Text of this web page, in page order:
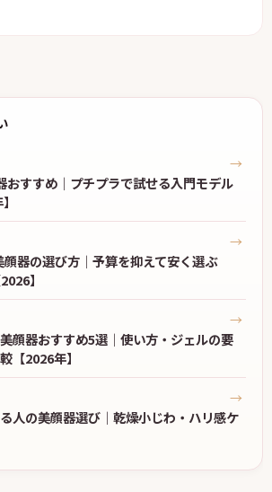
おすすめ｜プチプラで試せる入門モデル
→
器の選び方｜予算を抑えて安く選ぶ
】
→
顔器おすすめ5選｜使い方・ジェルの要
【2026年】
→
人の美顔器選び｜乾燥小じわ・ハリ感ケ
→